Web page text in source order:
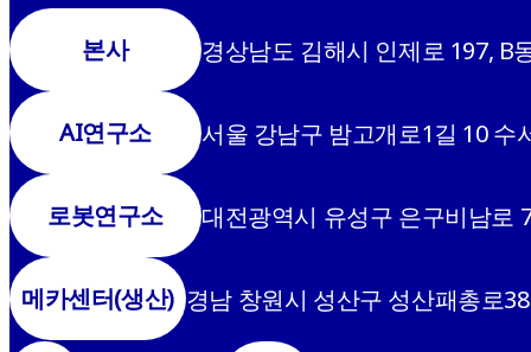
본사 경상남도 김해시 인제로 197, B
AI연구소 서울 강남구 밤고개로1길 10 수
로봇연구소 대전광역시 유성구 은구비남로
메카센터(생산) 경남 창원시 성산구 성산패총로